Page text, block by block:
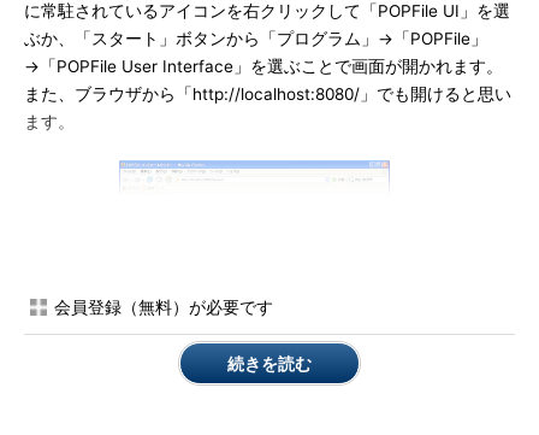
に常駐されているアイコンを右クリックして「POPFile UI」を選
ぶか、「スタート」ボタンから「プログラム」→「POPFile」
→「POPFile User Interface」を選ぶことで画面が開かれます。
また、ブラウザから「http://localhost:8080/」でも開けると思い
ます。
会員登録（無料）が必要です
続きを読む